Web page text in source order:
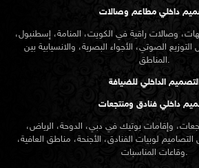
داخلي مطاعم وصالات
وصالات راقية في الكويت، المنامة، إسطنبول،
الصوتي، الأجواء البصرية، والانسيابية بين
المناطق.
الداخلي للضيافة
داخلي فنادق ومنتجعات
وإقامات بوتيك في دبي، الدوحة، الرياض،
لوبيات الفنادق، الأجنحة، مناطق العافية،
وقاعات المناسبات.